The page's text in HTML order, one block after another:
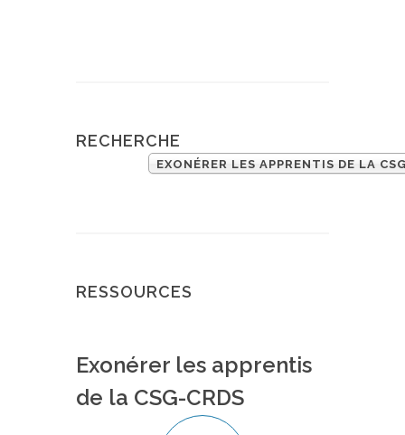
RECHERCHE
EXONÉRER LES APPRENTIS DE LA
RESSOURCES
Exonérer les apprentis
de la CSG-CRDS